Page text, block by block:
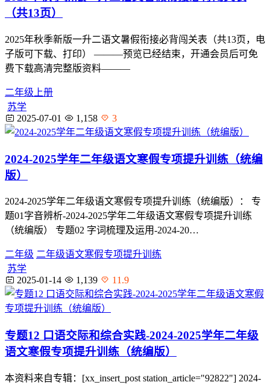
（共13页）
2025年秋季新版一升二语文暑假衔接必背闯关表（共13页，电
子版可下载、打印） ———预览已经结束，开通会员后可免
费下载高清完整版资料———
二年级上册
苏学
2025-07-01
1,158 3
2024-2025学年二年级语文寒假专项提升训练（统编
版）
2024-2025学年二年级语文寒假专项提升训练（统编版）： 专
题01字音辨析-2024-2025学年二年级语文寒假专项提升训练
（统编版） 专题02 字词梳理及运用-2024-20…
二年级 二年级语文寒假专项提升训练
苏学
2025-01-14
1,139 11.9
专题12 口语交际和综合实践-2024-2025学年二年级
语文寒假专项提升训练（统编版）
本资料来自专辑：[xx_insert_post station_article="92822"] 2024-